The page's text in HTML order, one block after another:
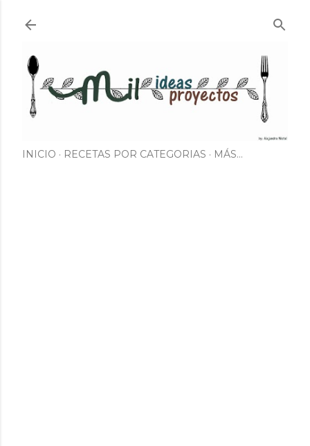
INICIO RECETAS POR CATEGORIAS MÁS…